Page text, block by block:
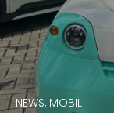
NEWS, MOBIL